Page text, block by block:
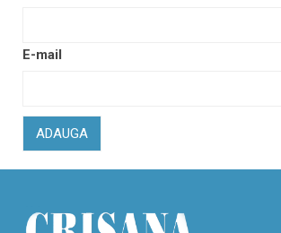
E-mail
ADAUGA